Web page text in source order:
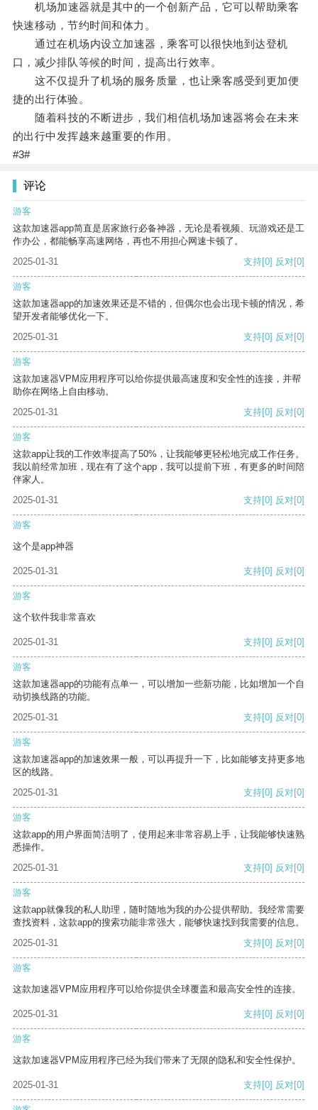
机场加速器就是其中的一个创新产品，它可以帮助乘客
快速移动，节约时间和体力。
通过在机场内设立加速器，乘客可以很快地到达登机
口，减少排队等候的时间，提高出行效率。
这不仅提升了机场的服务质量，也让乘客感受到更加便
捷的出行体验。
随着科技的不断进步，我们相信机场加速器将会在未来
的出行中发挥越来越重要的作用。
#3#
评论
游客
这款加速器app简直是居家旅行必备神器，无论是看视频、玩游戏还是工
作办公，都能畅享高速网络，再也不用担心网速卡顿了。
2025-01-31
支持[0] 反对[0]
游客
这款加速器app的加速效果还是不错的，但偶尔也会出现卡顿的情况，希
望开发者能够优化一下。
2025-01-31
支持[0] 反对[0]
游客
这款加速器VPM应用程序可以给你提供最高速度和安全性的连接，并帮
助你在网络上自由移动。
2025-01-31
支持[0] 反对[0]
游客
这款app让我的工作效率提高了50%，让我能够更轻松地完成工作任务。
我以前经常加班，现在有了这个app，我可以提前下班，有更多的时间陪
伴家人。
2025-01-31
支持[0] 反对[0]
游客
这个是app神器
2025-01-31 支持[0] 反对[0]
游客
这个软件我非常喜欢
2025-01-31 支持[0] 反对[0]
游客
这款加速器app的功能有点单一，可以增加一些新功能，比如增加一个自
动切换线路的功能。
2025-01-31
支持[0] 反对[0]
游客
这款加速器app的加速效果一般，可以再提升一下，比如能够支持更多地
区的线路。
2025-01-31
支持[0] 反对[0]
游客
这款app的用户界面简洁明了，使用起来非常容易上手，让我能够快速熟
悉操作。
2025-01-31
支持[0] 反对[0]
游客
这款app就像我的私人助理，随时随地为我的办公提供帮助。我经常需要
查找资料，这款app的搜索功能非常强大，能够快速找到我需要的信息。
2025-01-31
支持[0] 反对[0]
游客
这款加速器VPM应用程序可以给你提供全球覆盖和最高安全性的连接。
2025-01-31 支持[0] 反对[0]
游客
这款加速器VPM应用程序已经为我们带来了无限的隐私和安全性保护。
2025-01-31 支持[0] 反对[0]